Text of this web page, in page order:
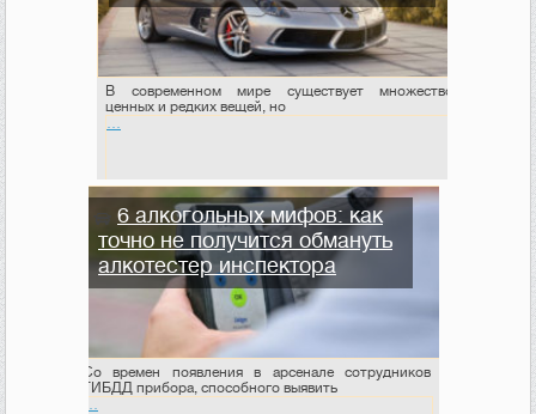
В современном мире существует множество
ценных и редких вещей, но
…
6 алкогольных мифов: как
точно не получится обмануть
алкотестер инспектора
Со времен появления в арсенале сотрудников
ГИБДД прибора, способного выявить
…